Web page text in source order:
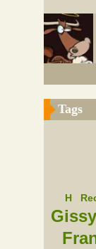
Tags
H
Gissy